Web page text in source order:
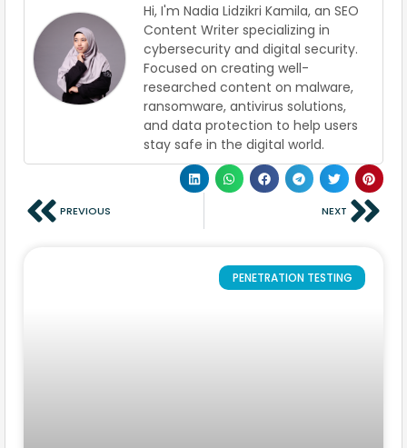
Hi, I'm Nadia Lidzikri Kamila, an SEO
Content Writer specializing in
cybersecurity and digital security.
Focused on creating well-
researched content on malware,
ransomware, antivirus solutions,
and data protection to help users
stay safe in the digital world.
PREVIOUS NEXT
PENETRATION TESTING